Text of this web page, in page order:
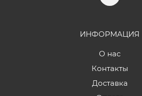
ИНФОРМАЦИЯ
О нас
Контакты
Доставка